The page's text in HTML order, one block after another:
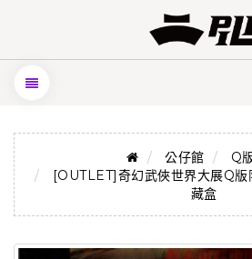
公仔館
Q
[OUTLET]奇幻武俠世界大展Q
藏盒